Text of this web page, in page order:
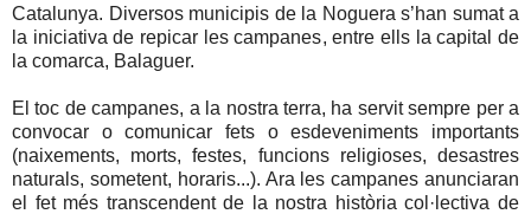
Catalunya. Diversos municipis de la Noguera s’han sumat a
la iniciativa de repicar les campanes, entre ells la capital de
la comarca, Balaguer.
El toc de campanes, a la nostra terra, ha servit sempre per a
convocar o comunicar fets o esdeveniments importants
(naixements, morts, festes, funcions religioses, desastres
naturals, sometent, horaris...). Ara les campanes anunciaran
el fet més transcendent de la nostra història col·lectiva de